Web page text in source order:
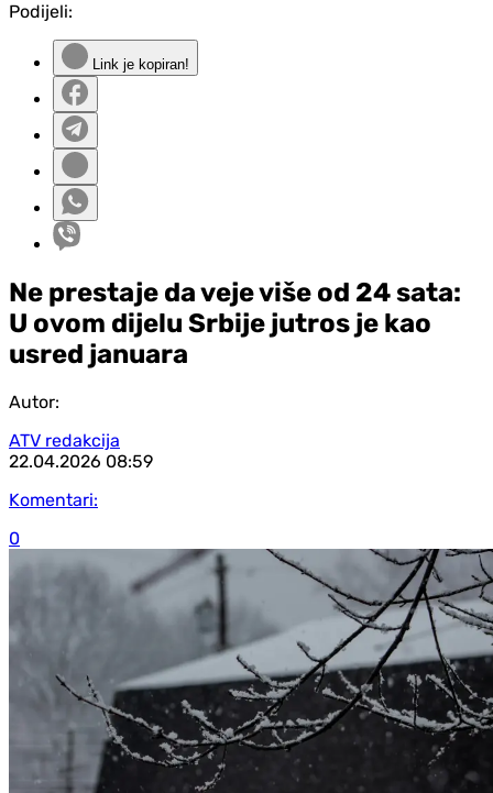
Podijeli:
Link je kopiran!
Ne prestaje da veje više od 24 sata:
U ovom dijelu Srbije jutros je kao
usred januara
Autor:
ATV redakcija
22.04.2026 08:59
Komentari:
0